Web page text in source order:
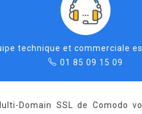
technique et commerciale
01 85 09 15 09
Domain SSL de Comodo